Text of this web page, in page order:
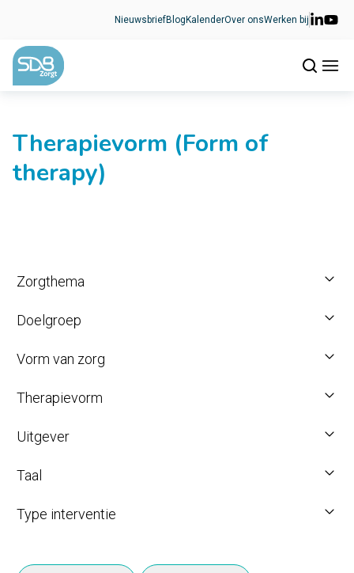
NieuwsbriefBlog KalenderOver onsWerken bij
Therapievorm (Form of
therapy)
Zorgthema
Doelgroep
Vorm van zorg
Therapievorm
Uitgever
Taal
Type interventie